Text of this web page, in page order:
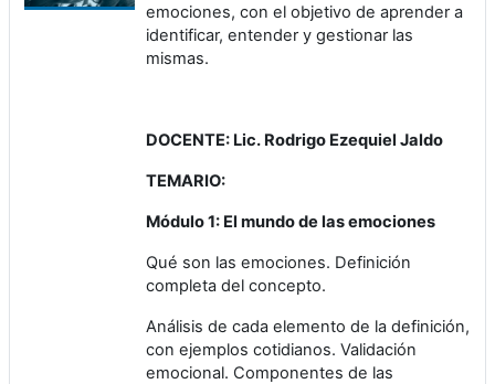
emociones, con el objetivo de aprender a
identificar, entender y gestionar las
mismas.
DOCENTE: Lic. Rodrigo Ezequiel Jaldo
TEMARIO:
Módulo 1: El mundo de las emociones
Qué son las emociones. Definición
completa del concepto.
Análisis de cada elemento de la definición,
con ejemplos cotidianos. Validación
emocional. Componentes de las